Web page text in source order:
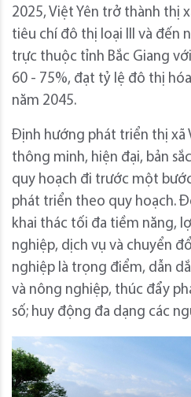
2025, Việt Yên trở thành thị
tiêu chí đô thị loại III và đến
trực thuộc tỉnh Bắc Giang
60 - 75%, đạt tỷ lệ đô thị
năm 2045.
Định hướng phát triển thị xã
thông minh, hiện đại, bản
quy hoạch đi trước một
phát triển theo quy hoạch.
khai thác tối đa tiềm năng,
nghiệp, dịch vụ và chuyển
nghiệp là trọng điểm, dẫn
và nông nghiệp, thúc đẩy
số; huy động đa dạng các